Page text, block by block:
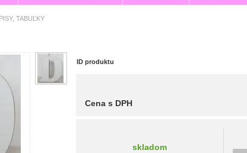
TABUĽKY
ID produktu
Cena s DPH
skladom